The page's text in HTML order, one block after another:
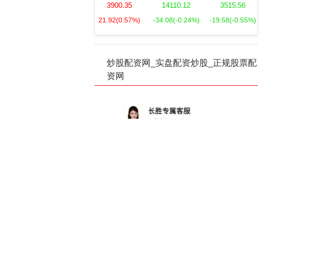
3900.35
21.92(0.57%)
14110.12
-34.08(-0.24%)
3515.56
-19.58(-0.55%)
炒股配资网_实盘配资炒股_正规股票配
资网